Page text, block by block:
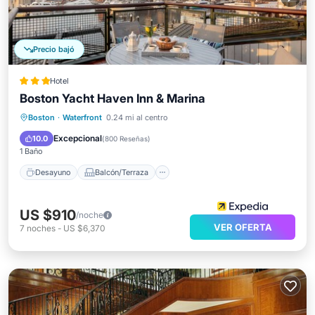
Precio bajó
Hotel
Boston Yacht Haven Inn & Marina
Boston · Waterfront 0.24 mi al centro
10.0 Excepcional(800 Reseñas)
1 Baño
Desayuno Balcón/Terraza
Desayuno Balcón/Terraza
Aire acondicionado
US $910/noche
7 noches - US $6,370 VER OFERTA